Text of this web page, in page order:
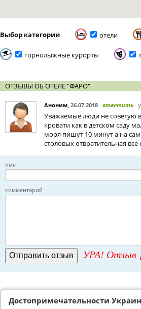
Выбор категории отели
горнолыжные курорты
ОТЗЫВЫ ОБ ОТЕЛЕ "ФАРО"
Аноним, 26.07.2018 ответить
Уважаемые люди не советую
кровати как в детском саду
моря пишут 10 минут а на
столовых отвратительная
имя
комментарий
УРА! Отзыв
Достопримечательности